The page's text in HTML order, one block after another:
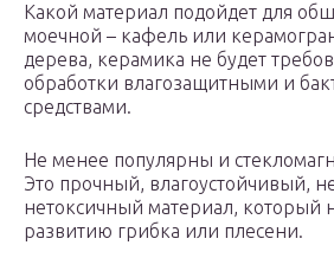
Какой материал подойдет для
моечной – кафель или
дерева, керамика не будет
обработки влагозащитными и
средствами.
Не менее популярны и
Это прочный, влагоустойчивый,
нетоксичный материал, который
развитию грибка или плесени.